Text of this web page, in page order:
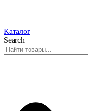
Каталог
Search